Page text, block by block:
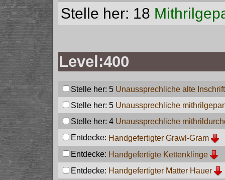
Stelle her: 18
Level:400
Stelle her: 5 Unaussprechliche alte Inschrift
Stelle her: 5 Unaussprechliche
Stelle her: 4 Unaussprechliche
Entdecke: Handgefertigter Grawl-Gram
Entdecke: Handgefertigte Kettenklinge
Entdecke: Handgefertigter Matter Hauer